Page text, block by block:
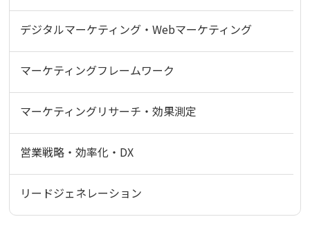
デジタルマーケティング・Webマーケティング
マーケティングフレームワーク
マーケティングリサーチ・効果測定
営業戦略・効率化・DX
リードジェネレーション